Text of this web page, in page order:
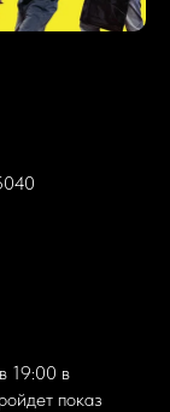
19:00 в
показ